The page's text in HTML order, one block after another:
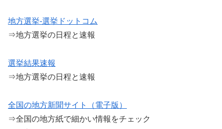
地方選挙-選挙ドットコム
⇒地方選挙の日程と速報
選挙結果速報
⇒地方選挙の日程と速報
全国の地方新聞サイト（電子版）
⇒全国の地方紙で細かい情報をチェック